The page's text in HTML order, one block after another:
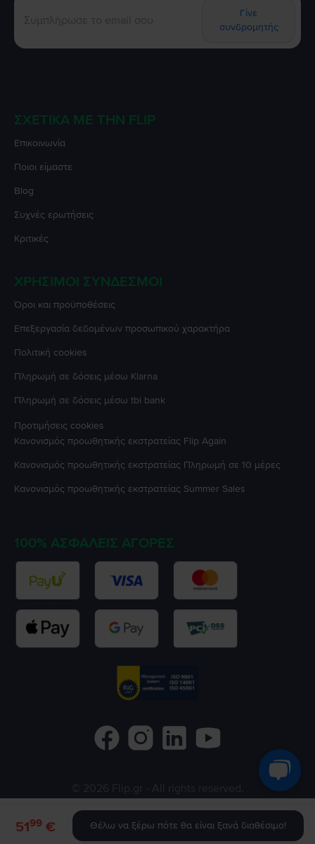
5199 € Θέλω να ξέρω πότε θα είναι ξανά διαθέσιμο!
Γίνε
συνδρομητής
ΣΧΕΤΙΚΆ ΜΕ ΤΗΝ FLIP
Επικοινωνία
Ποιοι είμαστε
Blog
Συχνές ερωτήσεις
Κριτικές
ΧΡΉΣΙΜΟΙ ΣΎΝΔΕΣΜΟΙ
Όροι και προϋποθέσεις
Επεξεργασία δεδομένων προσωπικού χαρακτήρα
Πολιτική cookies
Πληρωμή σε δόσεις μέσω Klarna
Πληρωμή σε δόσεις μέσω tbi bank
Προτιμήσεις cookies
Κανονισμός προωθητικής εκστρατείας Flip Again
Κανονισμός προωθητικής εκστρατείας Πληρωμή σε 10 μέρες
Κανονισμός προωθητικής εκστρατείας Summer Sales
100% ΑΣΦΑΛΕΊΣ ΑΓΟΡΈΣ